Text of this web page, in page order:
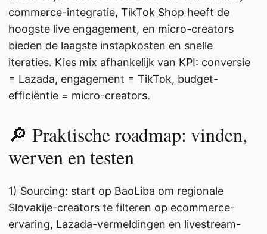
commerce-integratie, TikTok Shop heeft de
hoogste live engagement, en micro-creators
bieden de laagste instapkosten en snelle
iteraties. Kies mix afhankelijk van KPI: conversie
= Lazada, engagement = TikTok, budget-
efficiëntie = micro-creators.
🔎 Praktische roadmap: vinden,
werven en testen
1) Sourcing: start op BaoLiba om regionale
Slovakije-creators te filteren op ecommerce-
ervaring, Lazada-vermeldingen en livestream-